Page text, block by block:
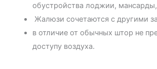
обустройства лоджии,
Жалюзи сочетаются с другими
в отличие от обычных штор не
доступу воздуха.